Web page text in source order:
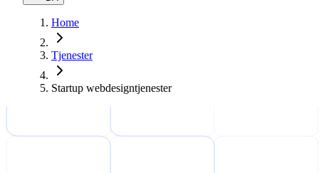
Home
Tjenester
Startup webdesigntjenester